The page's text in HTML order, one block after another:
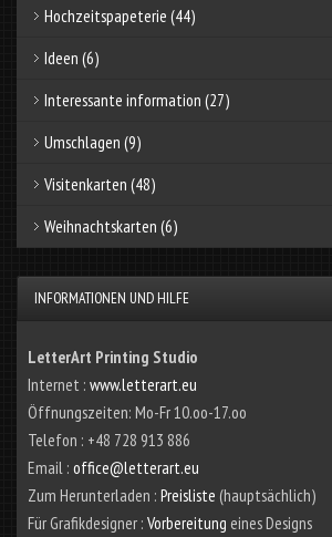
Hochzeitspapeterie (44)
Ideen (6)
Interessante information (27)
Umschlagen (9)
Visitenkarten (48)
Weihnachtskarten (6)
INFORMATIONEN UND HILFE
LetterArt Printing Studio
Internet : www.letterart.eu
Öffnungszeiten: Mo-Fr 10.oo-17.oo
Telefon : +48 728 913 886
Email : office@letterart.eu
Zum Herunterladen : Preisliste (hauptsächlich)
Für Grafikdesigner : Vorbereitung eines Designs